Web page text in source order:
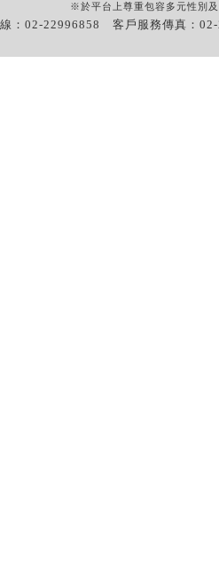
※於平台上尊重包容多元性別
：02-22996858 客戶服務傳真：